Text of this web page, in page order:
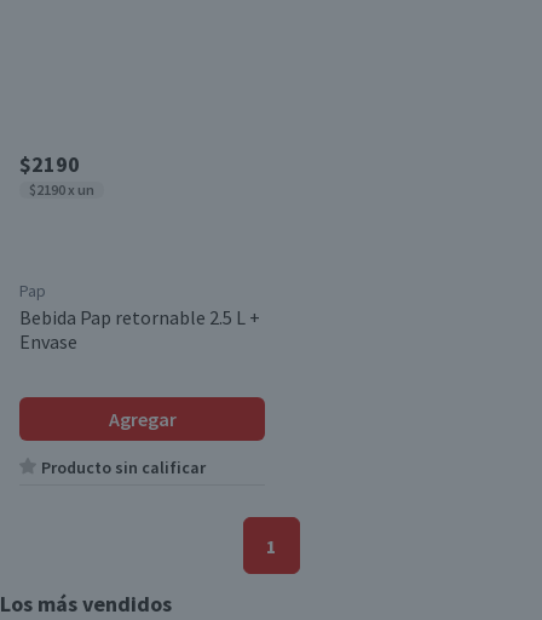
$2190
$2190 x un
Pap
Bebida Pap retornable 2.5 L +
Envase
Agregar
Producto sin calificar
1
Los más vendidos